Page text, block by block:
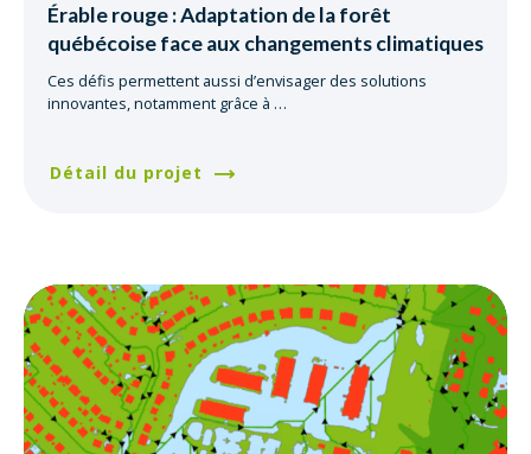
Érable rouge : Adaptation de la forêt
québécoise face aux changements climatiques
Ces défis permettent aussi d’envisager des solutions
innovantes, notamment grâce à …
Détail du projet